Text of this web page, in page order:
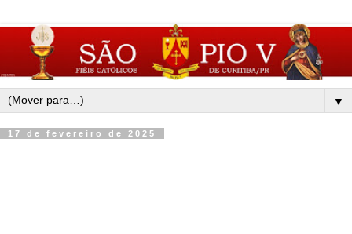
▼
17 de fevereiro de 2025